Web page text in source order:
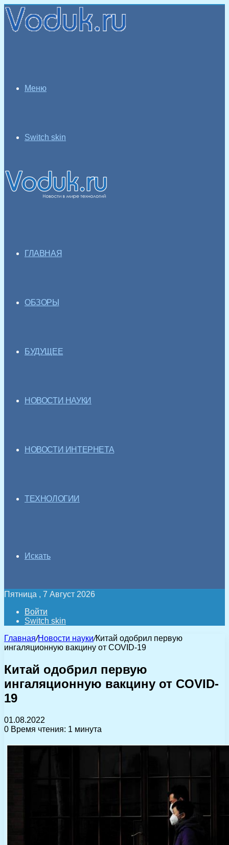
Меню
Switch skin
ГЛАВНАЯ
ОБЗОРЫ
БУДУЩЕЕ
НОВОСТИ НАУКИ
НОВОСТИ ИНТЕРНЕТА
ТЕХНОЛОГИИ
Искать
Пятница , 7 Август 2026
Войти
Switch skin
Главная/Новости науки/Китай одобрил первую
ингаляционную вакцину от COVID-19
Китай одобрил первую
ингаляционную вакцину от COVID-
19
01.08.2022
0 Время чтения: 1 минута